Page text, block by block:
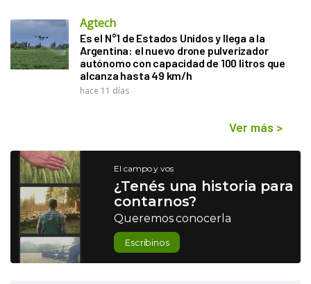
Agtech
Es el N°1 de Estados Unidos y llega a la
Argentina: el nuevo drone pulverizador
autónomo con capacidad de 100 litros que
alcanza hasta 49 km/h
hace 11 días
Ver más >
El campo y vos
¿Tenés una historia para
contarnos?
Queremos conocerla
Escribinos